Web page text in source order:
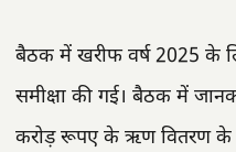
बैठक में खरीफ वर्ष 2025 के
समीक्षा की गई। बैठक में
करोड़ रूपए के ऋण वितरण के